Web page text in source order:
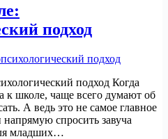
подход
подход Когда
к школе, чаще всего думают об
А ведь это не самое главное
спросить завуча
младших…